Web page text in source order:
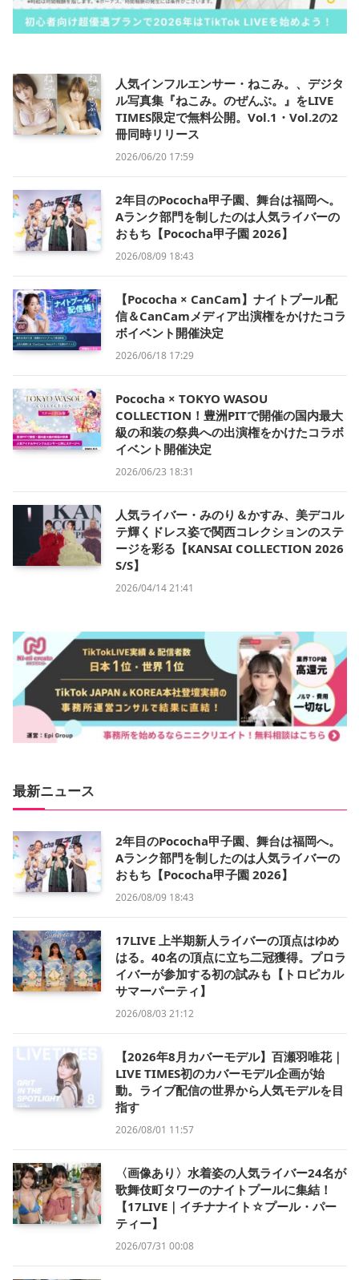
人気インフルエンサー・ねこみ。、デジタ
ル写真集『ねこみ。のぜんぶ。』をLIVE
TIMES限定で無料公開。Vol.1・Vol.2の2
冊同時リリース
2026/06/20 17:59
2年目のPococha甲子園、舞台は福岡へ。
Aランク部門を制したのは人気ライバーの
おもち【Pococha甲子園 2026】
2026/08/09 18:43
【Pococha × CanCam】ナイトプール配
信＆CanCamメディア出演権をかけたコラ
ボイベント開催決定
2026/06/18 17:29
Pococha × TOKYO WASOU
COLLECTION！豊洲PITで開催の国内最大
級の和装の祭典への出演権をかけたコラボ
イベント開催決定
2026/06/23 18:31
人気ライバー・みのり＆かすみ、美デコル
テ輝くドレス姿で関西コレクションのステ
ージを彩る【KANSAI COLLECTION 2026
S/S】
2026/04/14 21:41
最新ニュース
2年目のPococha甲子園、舞台は福岡へ。
Aランク部門を制したのは人気ライバーの
おもち【Pococha甲子園 2026】
2026/08/09 18:43
17LIVE 上半期新人ライバーの頂点はゆめ
はる。40名の頂点に立ち二冠獲得。プロラ
イバーが参加する初の試みも【トロピカル
サマーパーティ】
2026/08/03 21:12
【2026年8月カバーモデル】百瀬羽唯花｜
LIVE TIMES初のカバーモデル企画が始
動。ライブ配信の世界から人気モデルを目
指す
2026/08/01 11:57
〈画像あり〉水着姿の人気ライバー24名が
歌舞伎町タワーのナイトプールに集結！
【17LIVE｜イチナナイト☆プール・パー
ティー】
2026/07/31 00:08